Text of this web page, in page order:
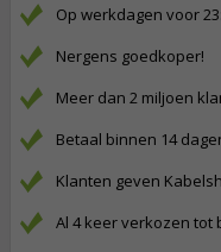
Op werkdagen voor
Nergens goedkoper!
Meer dan 2 miljoen
Betaal binnen 14
Klanten geven
Al 4 keer verkozen tot